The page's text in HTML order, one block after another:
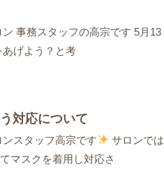
事務スタッフの高宗です 5月13
げよう？と考
対応について
スタッフ高宗です
サロンでは
マスクを着用し対応さ